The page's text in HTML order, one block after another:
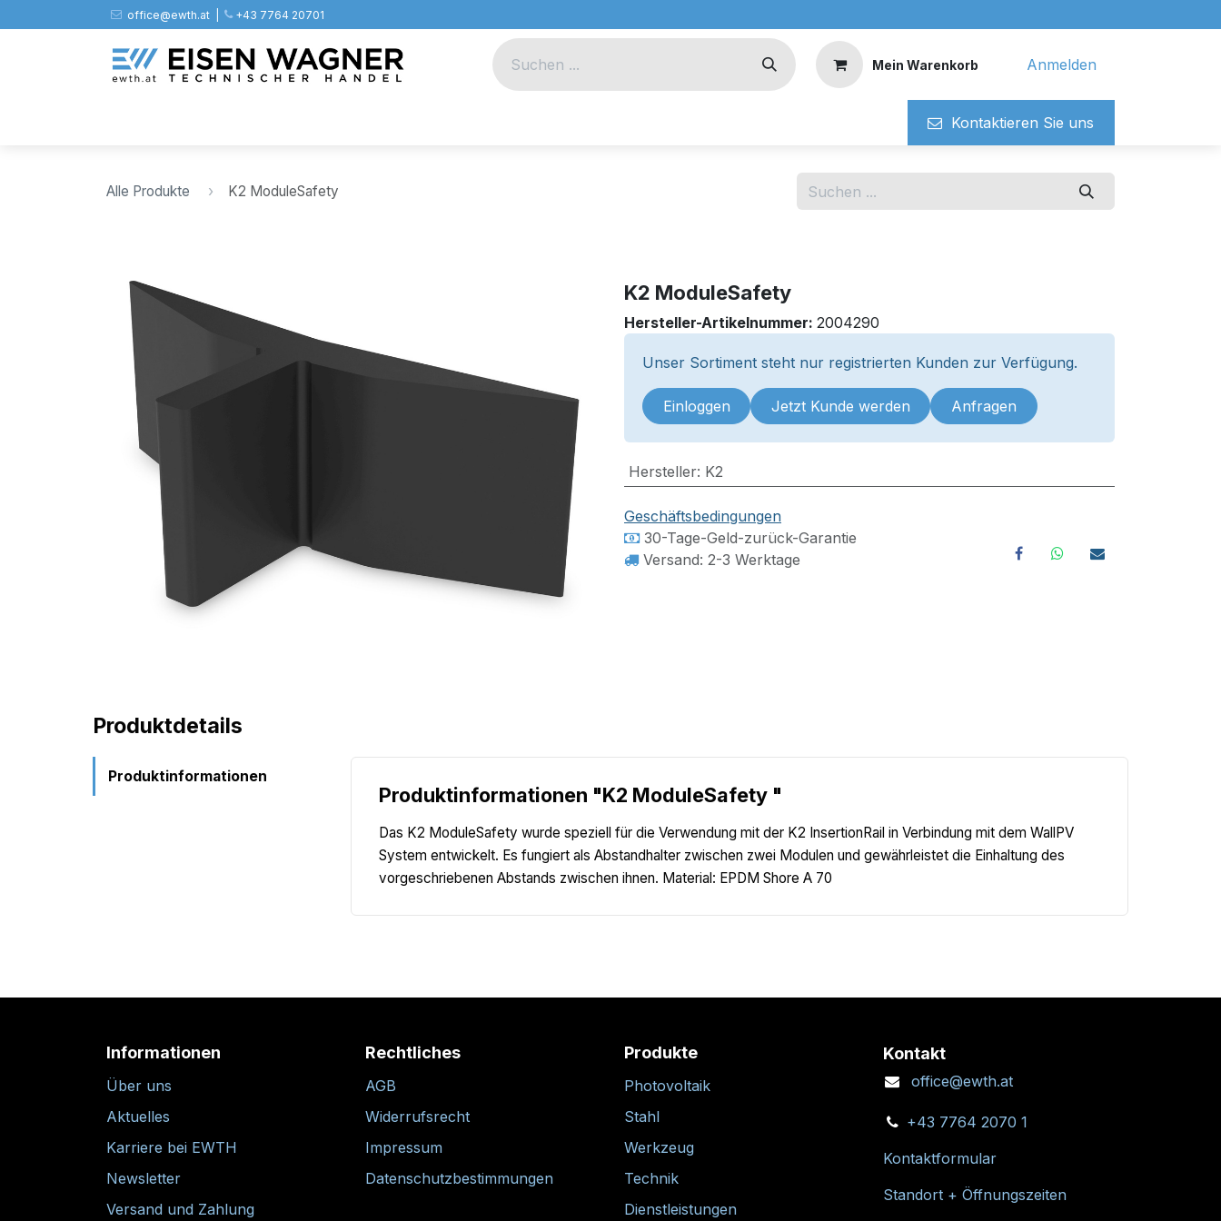
Zum Inhalt springenoffice@ewth.at | ​​​ +43 7764 20701
Mein Warenkorb Anmelden
Kontaktieren ​​Si​​e uns
Alle Produkte K2 ModuleSafety
K2 ModuleSafety
Hersteller-Artikelnummer: 2004290
Unser Sortiment steht nur registrierten Kunden zur Verfügung.
Einloggen Jetzt Kunde werden Anfragen
Hersteller: K2
Geschäftsbedingungen
30-Tage-Geld-zurück-Garantie
Versand: 2-3 Werktage
Produktdetails
Produktinformationen
Produktinformationen "K2 ModuleSafety "
Das K2 ModuleSafety wurde speziell für die Verwendung mit der K2 InsertionRail in Verbindung mit dem WallPV
System entwickelt. Es fungiert als Abstandhalter zwischen zwei Modulen und gewährleistet die Einhaltung des
vorgeschriebenen Abstands zwischen ihnen. Material: EPDM Shore A 70
Informationen
Über uns
Aktuelles
Karriere bei EWTH
Newsletter
Versand und Zahlung
Rechtliches
AGB
Widerrufsrecht
Impressum
Datenschutzbestimmungen
Produkte
Photovoltaik
Stahl
Werkzeug
Technik
Dienstleistungen
Kontakt
office@ewth.at
+43 7764 2070 1
Kontaktformular
Standort + Öffnungszeiten